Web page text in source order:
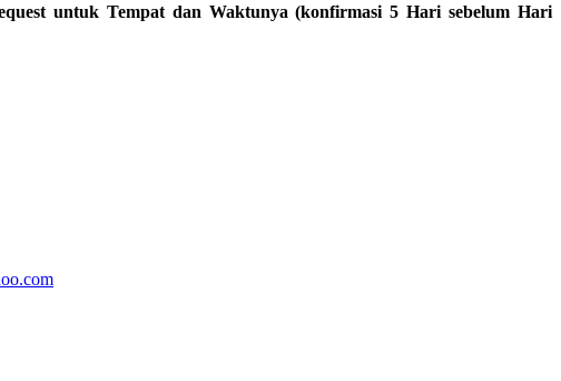
untuk Tempat dan Waktunya (konfirmasi 5 Hari sebelum Hari